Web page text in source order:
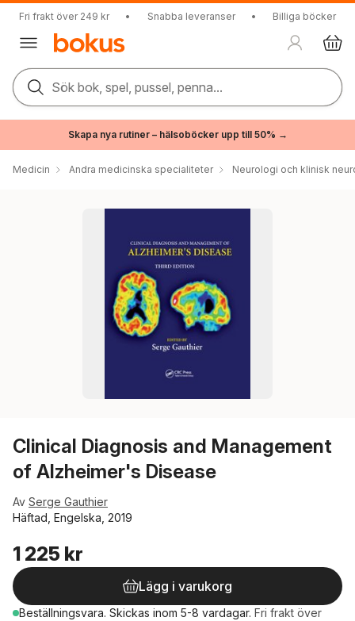
Fri frakt över 249 kr • Snabba leveranser • Billiga böcker
Sök bok, spel, pussel, penna...
Skapa nya rutiner – hälsoböcker upp till 50% →
Medicin Andra medicinska specialiteter Neurologi och klinisk
Clinical Diagnosis and Management
of Alzheimer's Disease
Av Serge Gauthier
Häftad, Engelska, 2019
1 225 kr
Lägg i varukorg
Beställningsvara. Skickas inom 5-8 vardagar. Fri frakt över